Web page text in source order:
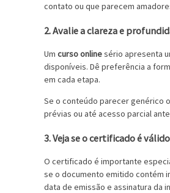
contato ou que parecem
2. Avalie a clareza e
Um curso onlinesério apresenta
disponíveis. Dê preferência a
em cada etapa.
Se o conteúdo parecer genérico
prévias ou até acesso parcial
3. Veja se o certificado é
O certificado é importante
se o documento emitido contém
data de emissão e assinatura da